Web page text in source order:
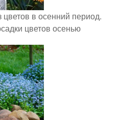
цветов в осенний период.
цветов осенью